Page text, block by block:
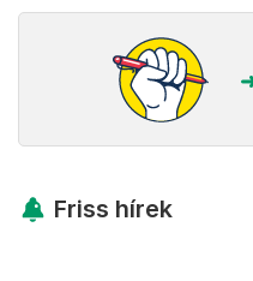
Friss hírek